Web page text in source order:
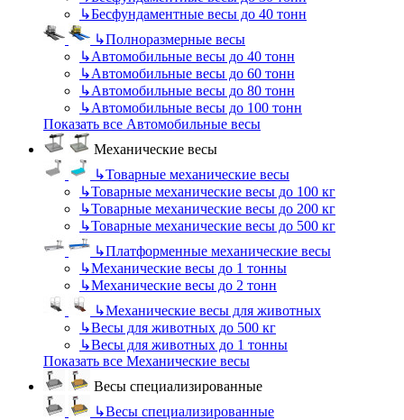
↳Бесфундаментные весы до 40 тонн
↳Полноразмерные весы
↳Автомобильные весы до 40 тонн
↳Автомобильные весы до 60 тонн
↳Автомобильные весы до 80 тонн
↳Автомобильные весы до 100 тонн
Показать все Автомобильные весы
Механические весы
↳Товарные механические весы
↳Товарные механические весы до 100 кг
↳Товарные механические весы до 200 кг
↳Товарные механические весы до 500 кг
↳Платформенные механические весы
↳Механические весы до 1 тонны
↳Механические весы до 2 тонн
↳Механические весы для животных
↳Весы для животных до 500 кг
↳Весы для животных до 1 тонны
Показать все Механические весы
Весы специализированные
↳Весы специализированные